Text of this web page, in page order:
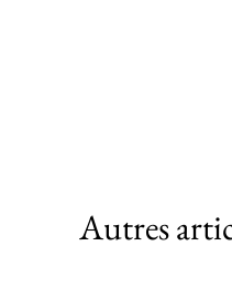
Autres